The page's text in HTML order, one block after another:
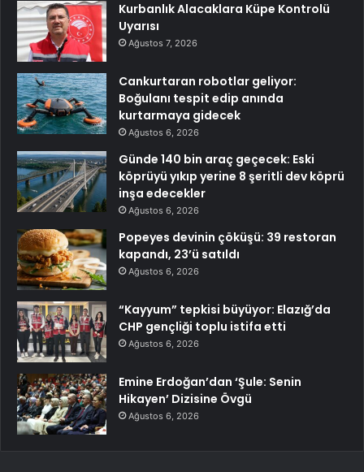
Kurbanlık Alacaklara Küpe Kontrolü
Uyarısı
Ağustos 7, 2026
Cankurtaran robotlar geliyor:
Boğulanı tespit edip anında
kurtarmaya gidecek
Ağustos 6, 2026
Günde 140 bin araç geçecek: Eski
köprüyü yıkıp yerine 8 şeritli dev köprü
inşa edecekler
Ağustos 6, 2026
Popeyes devinin çöküşü: 39 restoran
kapandı, 23’ü satıldı
Ağustos 6, 2026
“Kayyum” tepkisi büyüyor: Elazığ’da
CHP gençliği toplu istifa etti
Ağustos 6, 2026
Emine Erdoğan’dan ‘Şule: Senin
Hikayen’ Dizisine Övgü
Ağustos 6, 2026